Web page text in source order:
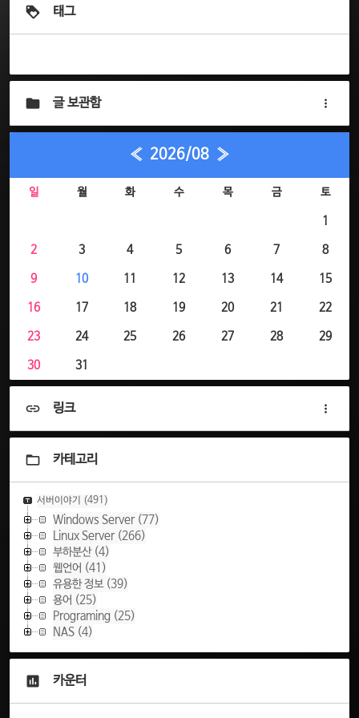
태그
글 보관함
« 2026/08 »
일 월 화 수 목 금 토
1
2 3 4 5 6 7 8
9 10 11 12 13 14 15
16 17 18 19 20 21 22
23 24 25 26 27 28 29
30 31
링크
카테고리
서버이야기 (491)
Windows Server(77)
Linux Server(266)
부하분산(4)
웹언어 (41)
유용한 정보(39)
용어 (25)
Programing (25)
NAS (4)
카운터